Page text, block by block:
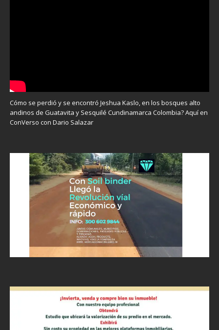
Cómo se perdió y se encontró Jeshua Kaslo, en los bosques alto
andinos de Guatavita y Sesquilé Cundinamarca Colombia? Aquí en
ConVerso con Dario Salazar